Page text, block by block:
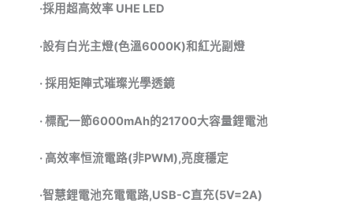
·採用超高效率 UHE LED
·設有白光主燈(色溫6000K)和紅光副燈
·採用矩陣式璀璨光學透鏡
·標配一節6000mAh的21700大容量鋰電池
· 高效率恒流電路(非PWM),亮度穩定
·智慧鋰電池充電電路,USB-C直充(5V=2A)